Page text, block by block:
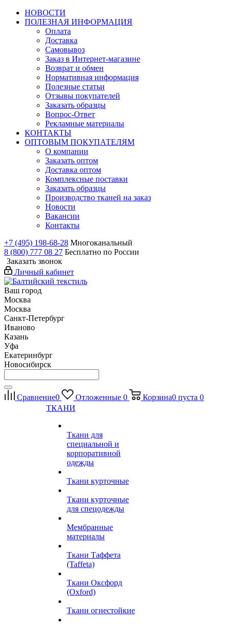
НОВОСТИ
ПОЛЕЗНАЯ ИНФОРМАЦИЯ
Оплата
Доставка
Самовывоз
Заказ в Интернет-магазине
Возврат и обмен
Нормативная информация
Полезные статьи
Отзывы покупателей
Заказать образцы
Вопрос-Ответ
Рекламные материалы
КОНТАКТЫ
ОПТОВЫМ ПОКУПАТЕЛЯМ
О компании
Заказать оптом
Доставка оптом
Комплексные поставки
Заказать образцы
Производство тканей на заказ
Новости
Вакансии
Контакты
+7 (495) 198-68-28 Многоканальный
8 (800) 777 08 27 Бесплатно по России
Заказать звонок
Личный кабинет
Ваш город
Москва
Москва
Санкт-Петербург
Иваново
Казань
Уфа
Екатеринбург
Новосибирск
Сравнение0 Отложенные 0 Корзина0 пуста 0
ТКАНИ
Ткани для
специальной и
корпоративной
одежды
Ткани курточные
Ткани курточные
для спецодежды
Мембранные
материалы
Ткани Таффета
(Taffeta)
Ткани Оксфорд
(Oxford)
Ткани огнестойкие